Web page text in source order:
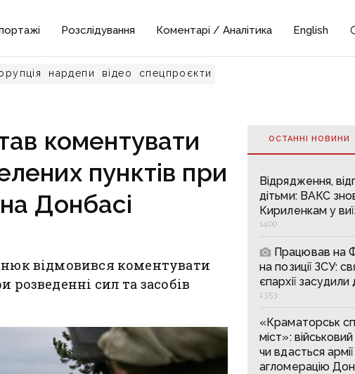
Розслідування Коментарі / Аналітика English
нардепи відео спецпроєкти
коментувати
пунктів при
Донбасі
відмовився коментувати
сил та засобів
ОСТАННІ НОВИНИ
Відрядження,
дітьми: ВАКС
Кириленкам у
14:00
Працював на
на позиції ЗСУ:
єпархії засудили
13:53
«Краматорськ
міст»:
чи вдасться
агломерацію